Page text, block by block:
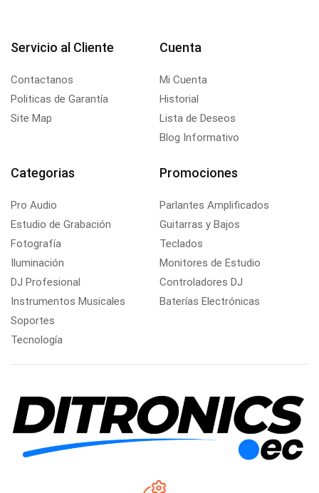
Servicio al Cliente
Contactanos
Politicas de Garantía
Site Map
Cuenta
Mi Cuenta
Historial
Lista de Deseos
Blog Informativo
Categorias
Pro Audio
Estudio de Grabación
Fotografía
Iluminación
DJ Profesional
Instrumentos Musicales
Soportes
Tecnología
Promociones
Parlantes Amplificados
Guitarras y Bajos
Teclados
Monitores de Estudio
Controladores DJ
Baterías Electrónicas